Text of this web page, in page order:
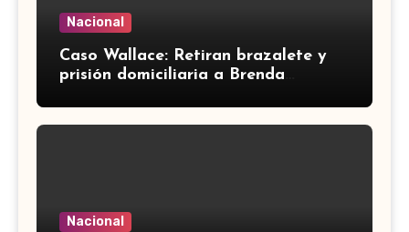
Nacional
Caso Wallace: Retiran brazalete y
prisión domiciliaria a Brenda
libertad
Nacional